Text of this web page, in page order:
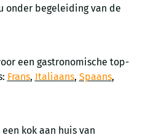
onder begeleiding van de
een gastronomische top-
Frans, Italiaans, Spaans,
kok aan huis van